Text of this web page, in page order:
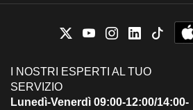
I NOSTRI ESPERTI AL TUO
SERVIZIO
Lunedì-Venerdì 09:00-12:00/14:00-